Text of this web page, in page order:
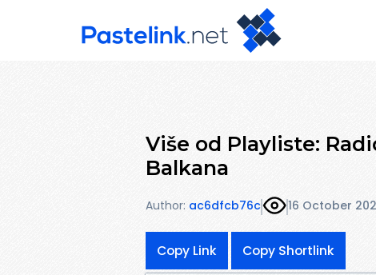
Više od Playliste:
Balkana
Author: ac6dfcb76c 16 October
Copy Link Copy Shortlink